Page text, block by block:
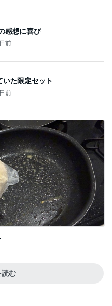
感想に喜び
前
いた限定セット
前
読む